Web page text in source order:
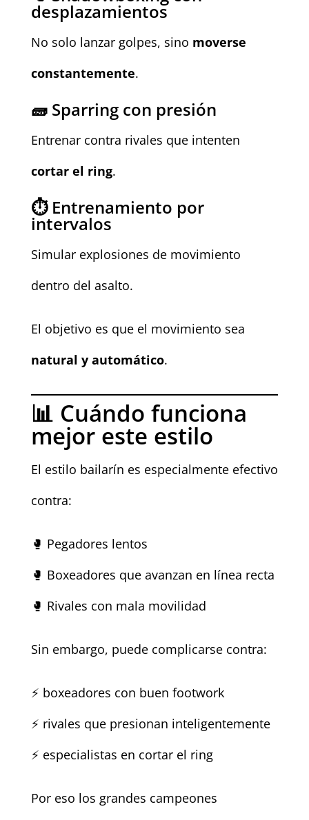
desplazamientos
No solo lanzar golpes, sino moverse
constantemente.
🧱 Sparring con presión
Entrenar contra rivales que intenten
cortar el ring.
⏱️ Entrenamiento por
intervalos
Simular explosiones de movimiento
dentro del asalto.
El objetivo es que el movimiento sea
natural y automático.
📊 Cuándo funciona
mejor este estilo
El estilo bailarín es especialmente efectivo
contra:
🥊 Pegadores lentos
🥊 Boxeadores que avanzan en línea recta
🥊 Rivales con mala movilidad
Sin embargo, puede complicarse contra:
⚡ boxeadores con buen footwork
⚡ rivales que presionan inteligentemente
⚡ especialistas en cortar el ring
Por eso los grandes campeones